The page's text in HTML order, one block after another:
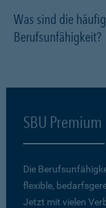
Was sind die
Berufsunfähigkeit?
SBU Premium
Die
flexible,
Jetzt mit vielen